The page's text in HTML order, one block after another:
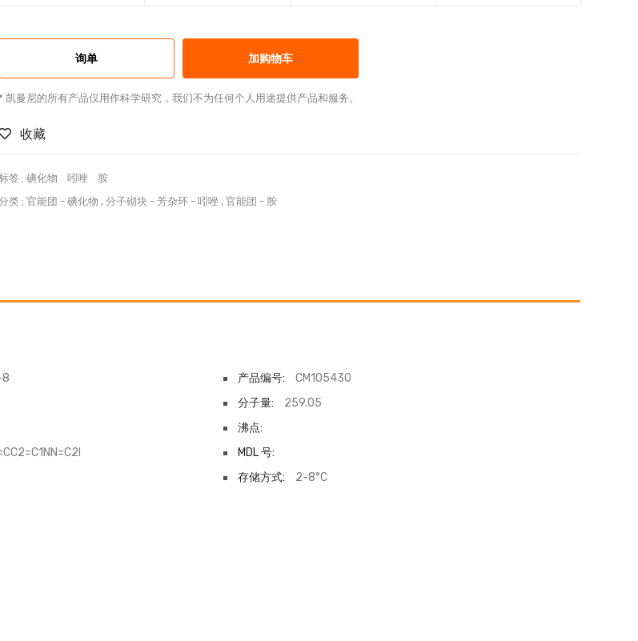
询单 加购物车
* 凯曼尼的所有产品仅用作科学研究，我们不为任何个人用途提供产品和服务。
收藏
签 : 碘化物 吲唑
胺
类 : 官能团 - 碘化物 , 分子砌块- 芳杂环- 吲唑 , 官能团 - 胺
产品编号:
CM105430
分子量:
259.05
沸点:
MDL 号:
存储方式:
2-8°C